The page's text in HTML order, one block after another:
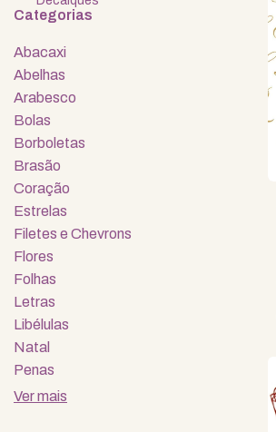
Categorias
Abacaxi
Abelhas
Arabesco
Bolas
Borboletas
Brasão
Coração
Estrelas
Filetes e Chevrons
Flores
Folhas
Letras
Libélulas
Natal
Penas
Ver mais